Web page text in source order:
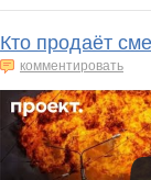
Кто продаёт
комментировать